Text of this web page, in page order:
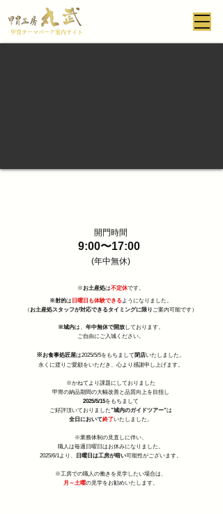
甲冑テーマパーク案内サイト
開門時間
9:00〜17:00
(年中無休)
※お土産処は不定休です。
※射的は 日曜日も体験できるようになりました。
（お土産処スタッフが対応できるタイミングに限り ご案内可能です）
※城内は、 年中無休で開放しております。
​ご自由にご入城ください。
※お食事処匠屋は2025/5/5をもちまして 閉店いたしました。
永くに渡りご愛顧をいただき、 心より感謝申し上げます。
※かねてより課題にしておりました
甲冑の納品期間の大幅改善と品質向上を目指し
2025/5/15をもちまして
ご好評頂いておりました”城内のガイドツアー”は
全日において終了いたしました 。
※業務体制の見直しに伴い、
職人は毎週日曜日はお休みになりました。
2025/6/1より、 日曜日は工房が暗い可能性がございます。
※工房での職人の働きを見学したい場合は、
月～土曜の見学をお勧めいたします。